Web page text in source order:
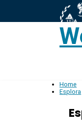
Home
Esplora